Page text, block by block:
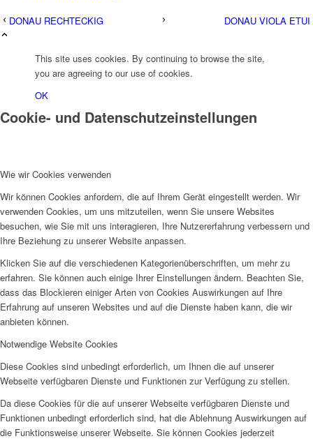
DONAU RECHTECKIG DONAU VIOLA ETUI
This site uses cookies. By continuing to browse the site,
you are agreeing to our use of cookies.
OK
Cookie- und Datenschutzeinstellungen
Wie wir Cookies verwenden
Wir können Cookies anfordern, die auf Ihrem Gerät eingestellt werden. Wir
verwenden Cookies, um uns mitzuteilen, wenn Sie unsere Websites
besuchen, wie Sie mit uns interagieren, Ihre Nutzererfahrung verbessern und
Ihre Beziehung zu unserer Website anpassen.
Klicken Sie auf die verschiedenen Kategorienüberschriften, um mehr zu
erfahren. Sie können auch einige Ihrer Einstellungen ändern. Beachten Sie,
dass das Blockieren einiger Arten von Cookies Auswirkungen auf Ihre
Erfahrung auf unseren Websites und auf die Dienste haben kann, die wir
anbieten können.
Notwendige Website Cookies
Diese Cookies sind unbedingt erforderlich, um Ihnen die auf unserer
Webseite verfügbaren Dienste und Funktionen zur Verfügung zu stellen.
Da diese Cookies für die auf unserer Webseite verfügbaren Dienste und
Funktionen unbedingt erforderlich sind, hat die Ablehnung Auswirkungen auf
die Funktionsweise unserer Webseite. Sie können Cookies jederzeit